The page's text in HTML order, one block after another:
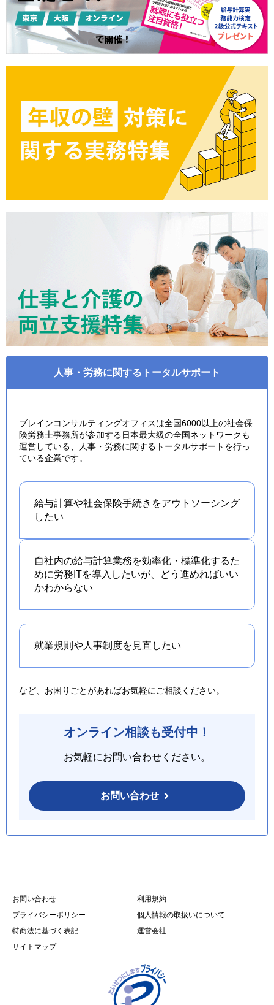
人事・労務に関するトータルサポート
ブレインコンサルティングオフィスは全国6000以上の社会保
険労務士事務所が参加する日本最大級の全国ネットワークも
運営している、人事・労務に関するトータルサポートを行っ
ている企業です。
給与計算や社会保険手続きをアウトソーシング
したい
自社内の給与計算業務を効率化・標準化するた
めに労務ITを導入したいが、どう進めればいい
かわからない
就業規則や人事制度を 見直したい
など、お困りごとがあればお気軽にご相談ください。
オンライン相談も受付中！
お気軽にお問い合わせください。
お問い合わせ
お問い合わせ
利用規約
プライバシーポリシー
個人情報の取扱いについて
特商法に基づく表記
運営会社
サイトマップ